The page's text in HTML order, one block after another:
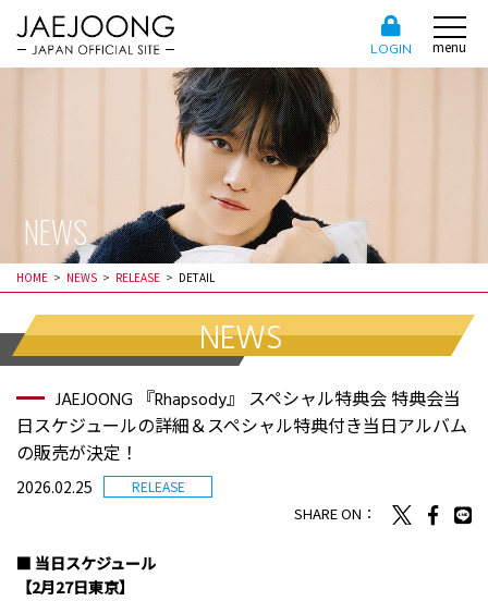
LOGIN menu
NEWS
HOME NEWS RELEASE DETAIL
NEWS
JAEJOONG 『Rhapsody』 スペシャル特典会 特典会当
日スケジュールの詳細＆スペシャル特典付き当日アルバム
の販売が決定！
2026.02.25 RELEASE
SHARE ON：
■ 当日スケジュール
【2月27日東京】